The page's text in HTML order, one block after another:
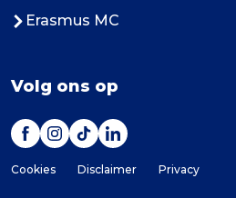
Erasmus MC
Volg ons op
Cookies Disclaimer Privacy